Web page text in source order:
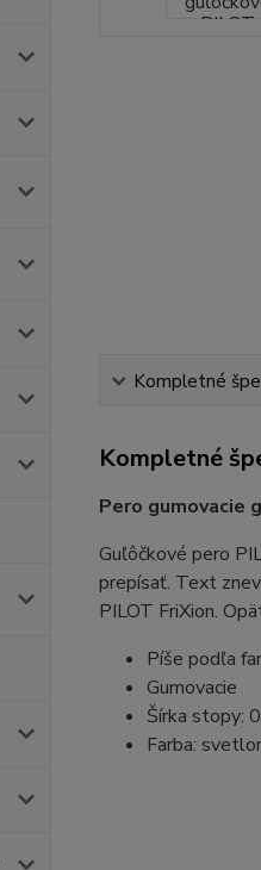
Kompletné
Kompletné
Pero gumovacie
Guľôčkové pero
prepísať. Text
PILOT FriXion.
Píše podľa
Gumovacie
Šírka stopy:
Farba: